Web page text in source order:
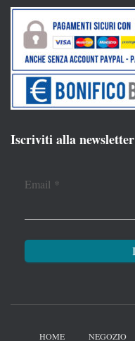
Iscriviti alla newsletter
Email *
HOME NEGOZIO